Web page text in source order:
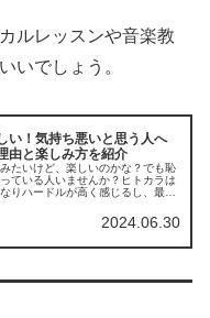
ルレッスンや音楽教
いでしょう。
い！気持ち悪いと思う人へ
由と楽しみ方を紹介
たいけど、楽しいのかな？でも恥
ている人いませんか？ヒトカラは
りハードルが高く感じるし、最初
2024.06.30